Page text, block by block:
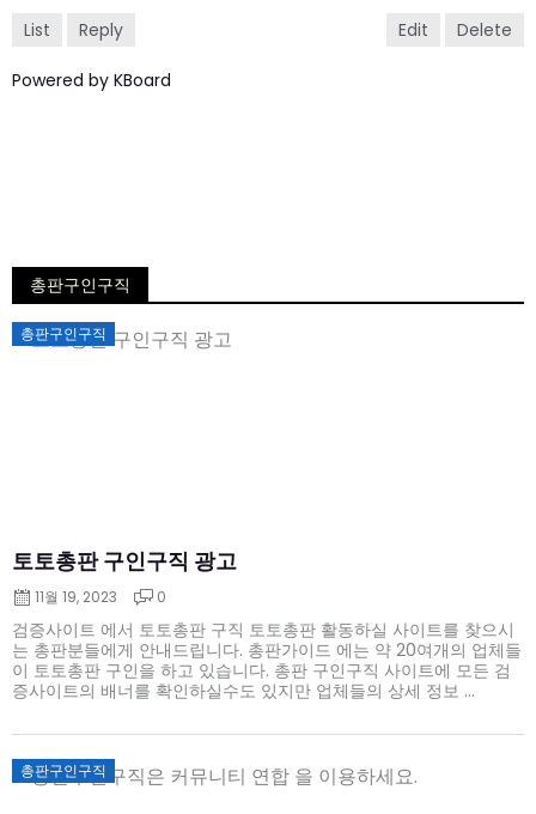
List Reply Edit Delete
Powered by KBoard
총판구인구직
총판구인구직
토토총판 구인구직 광고
Posted
on
11월 19, 2023 0
검증사이트 에서 토토총판 구직 토토총판 활동하실 사이트를 찾으시
는 총판분들에게 안내드립니다. 총판가이드 에는 약 20여개의 업체들
이 토토총판 구인을 하고 있습니다. 총판 구인구직 사이트에 모든 검
증사이트의 배너를 확인하실수도 있지만 업체들의 상세 정보 ...
총판구인구직
Posted
on